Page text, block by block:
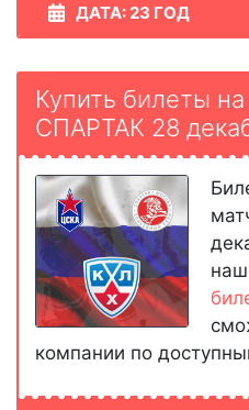
ДАТА: 23 ГОД
Купить билеты
СПАРТАК 28
компании по